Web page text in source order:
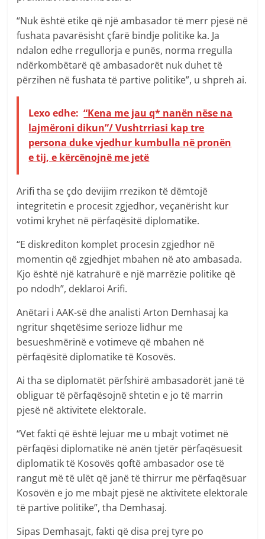
“Nuk është etike që një ambasador të merr pjesë në
fushata pavarësisht çfarë bindje politike ka. Ja
ndalon edhe rregullorja e punës, norma rregulla
ndërkombëtarë që ambasadorët nuk duhet të
përzihen në fushata të partive politike”, u shpreh ai.
Lexo edhe: “Kena me jau q* nanën nëse na
lajmëroni dikun”/ Vushtrriasi kap tre
persona duke vjedhur kumbulla në pronën
e tij, e kërcënojnë me jetë
Arifi tha se çdo devijim rrezikon të dëmtojë
integritetin e procesit zgjedhor, veçanërisht kur
votimi kryhet në përfaqësitë diplomatike.
“E diskrediton komplet procesin zgjedhor në
momentin që zgjedhjet mbahen në ato ambasada.
Kjo është një katrahurë e një marrëzie politike që
po ndodh”, deklaroi Arifi.
Anëtari i AAK-së dhe analisti Arton Demhasaj ka
ngritur shqetësime serioze lidhur me
besueshmërinë e votimeve që mbahen në
përfaqësitë diplomatike të Kosovës.
Ai tha se diplomatët përfshirë ambasadorët janë të
obliguar të përfaqësojnë shtetin e jo të marrin
pjesë në aktivitete elektorale.
“Vet fakti që është lejuar me u mbajt votimet në
përfaqësi diplomatike në anën tjetër përfaqësuesit
diplomatik të Kosovës qoftë ambasador ose të
rangut më të ulët që janë të thirrur me përfaqësuar
Kosovën e jo me mbajt pjesë ne aktivitete elektorale
të partive politike”, tha Demhasaj.
Sipas Demhasajt, fakti që disa prej tyre po